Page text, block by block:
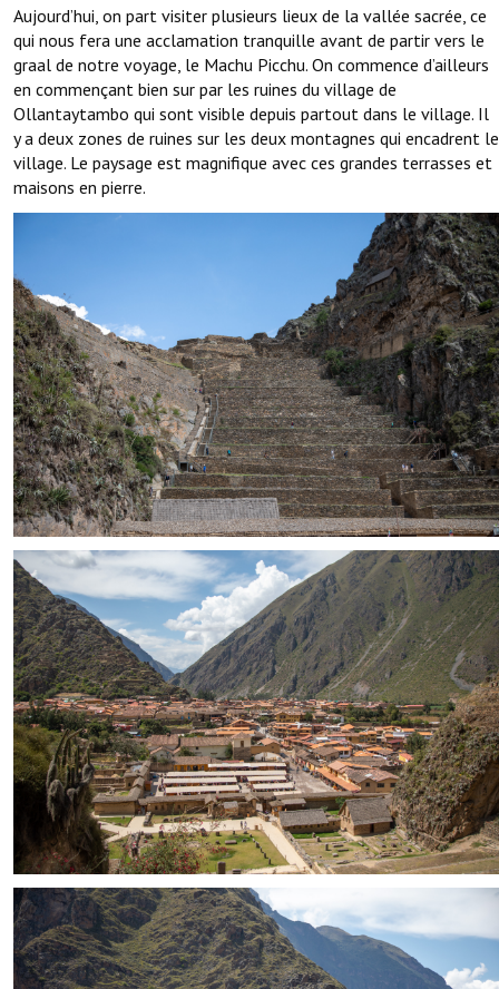
Aujourd’hui, on part visiter plusieurs lieux de la vallée sacrée, ce
qui nous fera une acclamation tranquille avant de partir vers le
graal de notre voyage, le Machu Picchu. On commence d’ailleurs
en commençant bien sur par les ruines du village de
Ollantaytambo qui sont visible depuis partout dans le village. Il
y a deux zones de ruines sur les deux montagnes qui encadrent le
village. Le paysage est magnifique avec ces grandes terrasses et
maisons en pierre.